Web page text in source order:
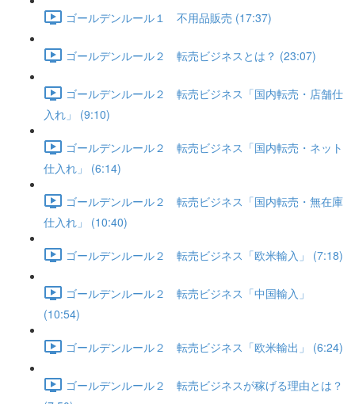
ゴールデンルール１ 不用品販売 (17:37)
ゴールデンルール２ 転売ビジネスとは？ (23:07)
ゴールデンルール２ 転売ビジネス「国内転売・店舗仕
入れ」 (9:10)
ゴールデンルール２ 転売ビジネス「国内転売・ネット
仕入れ」 (6:14)
ゴールデンルール２ 転売ビジネス「国内転売・無在庫
仕入れ」 (10:40)
ゴールデンルール２ 転売ビジネス「欧米輸入」 (7:18)
ゴールデンルール２ 転売ビジネス「中国輸入」
(10:54)
ゴールデンルール２ 転売ビジネス「欧米輸出」 (6:24)
ゴールデンルール２ 転売ビジネスが稼げる理由とは？